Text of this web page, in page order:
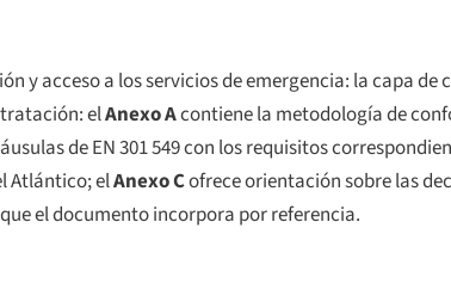
y acceso a los servicios de emergencia: la capa
elAnexo Acontiene la metodología de
de EN 301 549 con los requisitos
Atlántico; elAnexo Cofrece orientación sobre las
el documento incorpora por referencia.